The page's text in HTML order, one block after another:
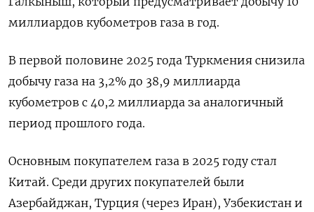
миллиардов кубометров газа в год.
В первой половине 2025 года Туркмения снизила
добычу газа на 3,2% до 38,9 миллиарда
кубометров с 40,2 миллиарда за аналогичный
период прошлого года.
Основным покупателем газа в 2025 году стал
Китай. Среди других покупателей были
Азербайджан, Турция (через Иран), Узбекистан и